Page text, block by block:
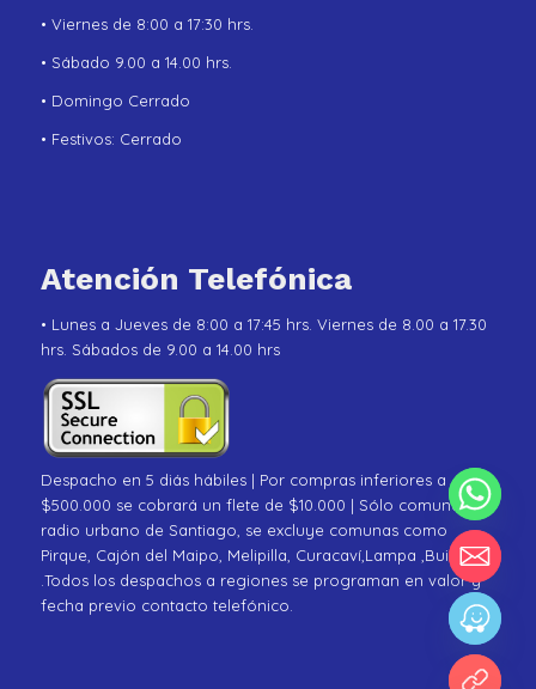
• Viernes de 8:00 a 17:30 hrs.
• Sábado 9.00 a 14.00 hrs.
• Domingo Cerrado
• Festivos: Cerrado
Atención Telefónica
• Lunes a Jueves de 8:00 a 17:45 hrs. Viernes de 8.00 a 17.30
hrs. Sábados de 9.00 a 14.00 hrs
Despacho en 5 diás hábiles | Por compras inferiores a
$500.000 se cobrará un flete de $10.000 | Sólo comunas de
radio urbano de Santiago, se excluye comunas como
Pirque, Cajón del Maipo, Melipilla, Curacaví,Lampa ,Buin
.Todos los despachos a regiones se programan en valor y
fecha previo contacto telefónico.